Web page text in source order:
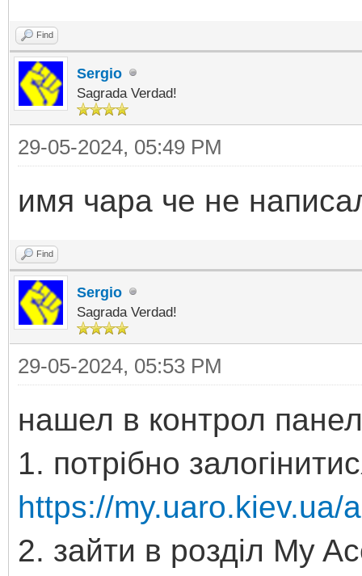
Find
Sergio
Sagrada Verdad!
29-05-2024, 05:49 PM
имя чара че не
Find
Sergio
Sagrada Verdad!
29-05-2024, 05:53 PM
нашел в контрол
1. потрібно
https://my.uaro.kiev.ua/
2. зайти в розділ My